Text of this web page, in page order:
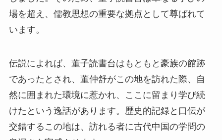
であったとされ、董仲舒がこの地を訪れた際、自
然に囲まれた環境に惹かれ、ここに留まり学び続
けたという逸話があります。歴史的記録と口伝が
奥深さを実感させます。
見どころ